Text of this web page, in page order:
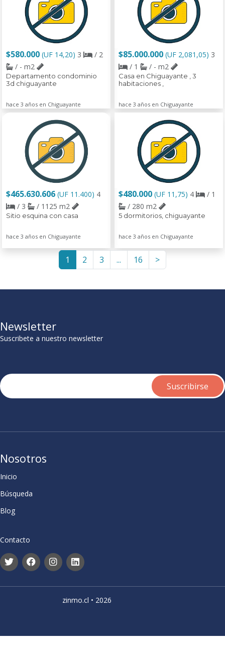
$580.000 (UF 14,20) 3
/ 2
/ - m2
Departamento condominio
3d chiguayante
hace 3 años en Chiguayante
$85.000.000 (UF 2,081,05) 3
/ 1
/ - m2
Casa en Chiguayante , 3
habitaciones ,
hace 3 años en Chiguayante
$465.630.606 (UF 11.400) 4
/ 3
/ 1125 m2
Sitio esquina con casa
hace 3 años en Chiguayante
$480.000 (UF 11,75) 4
/ 1
/ 280 m2
5 dormitorios, chiguayante
hace 3 años en Chiguayante
1 2 3 ... 16 >
Newsletter
Suscribete a nuestro newsletter
Nosotros
Inicio
Búsqueda
Blog
Contacto
zinmo.cl • 2026